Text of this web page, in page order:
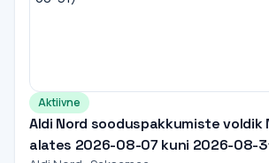
Aktiivne
Aldi Nord sooduspakkumiste voldik
alates 2026-08-07 kuni 2026-08-